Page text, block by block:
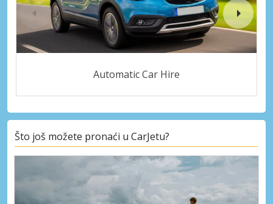
Automatic Car Hire
Što još možete pronaći u CarJetu?